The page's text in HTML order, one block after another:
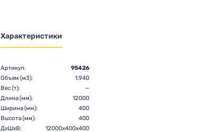
Характеристики
Артикул:
95426
Объем (м3):
1.940
Вес (т):
—
Длина (мм):
12000
Ширина (мм):
400
Высота (мм):
400
ДхШхВ:
12000х400х400